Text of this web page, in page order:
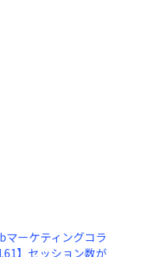
マーケティングコラ
】セッション数が